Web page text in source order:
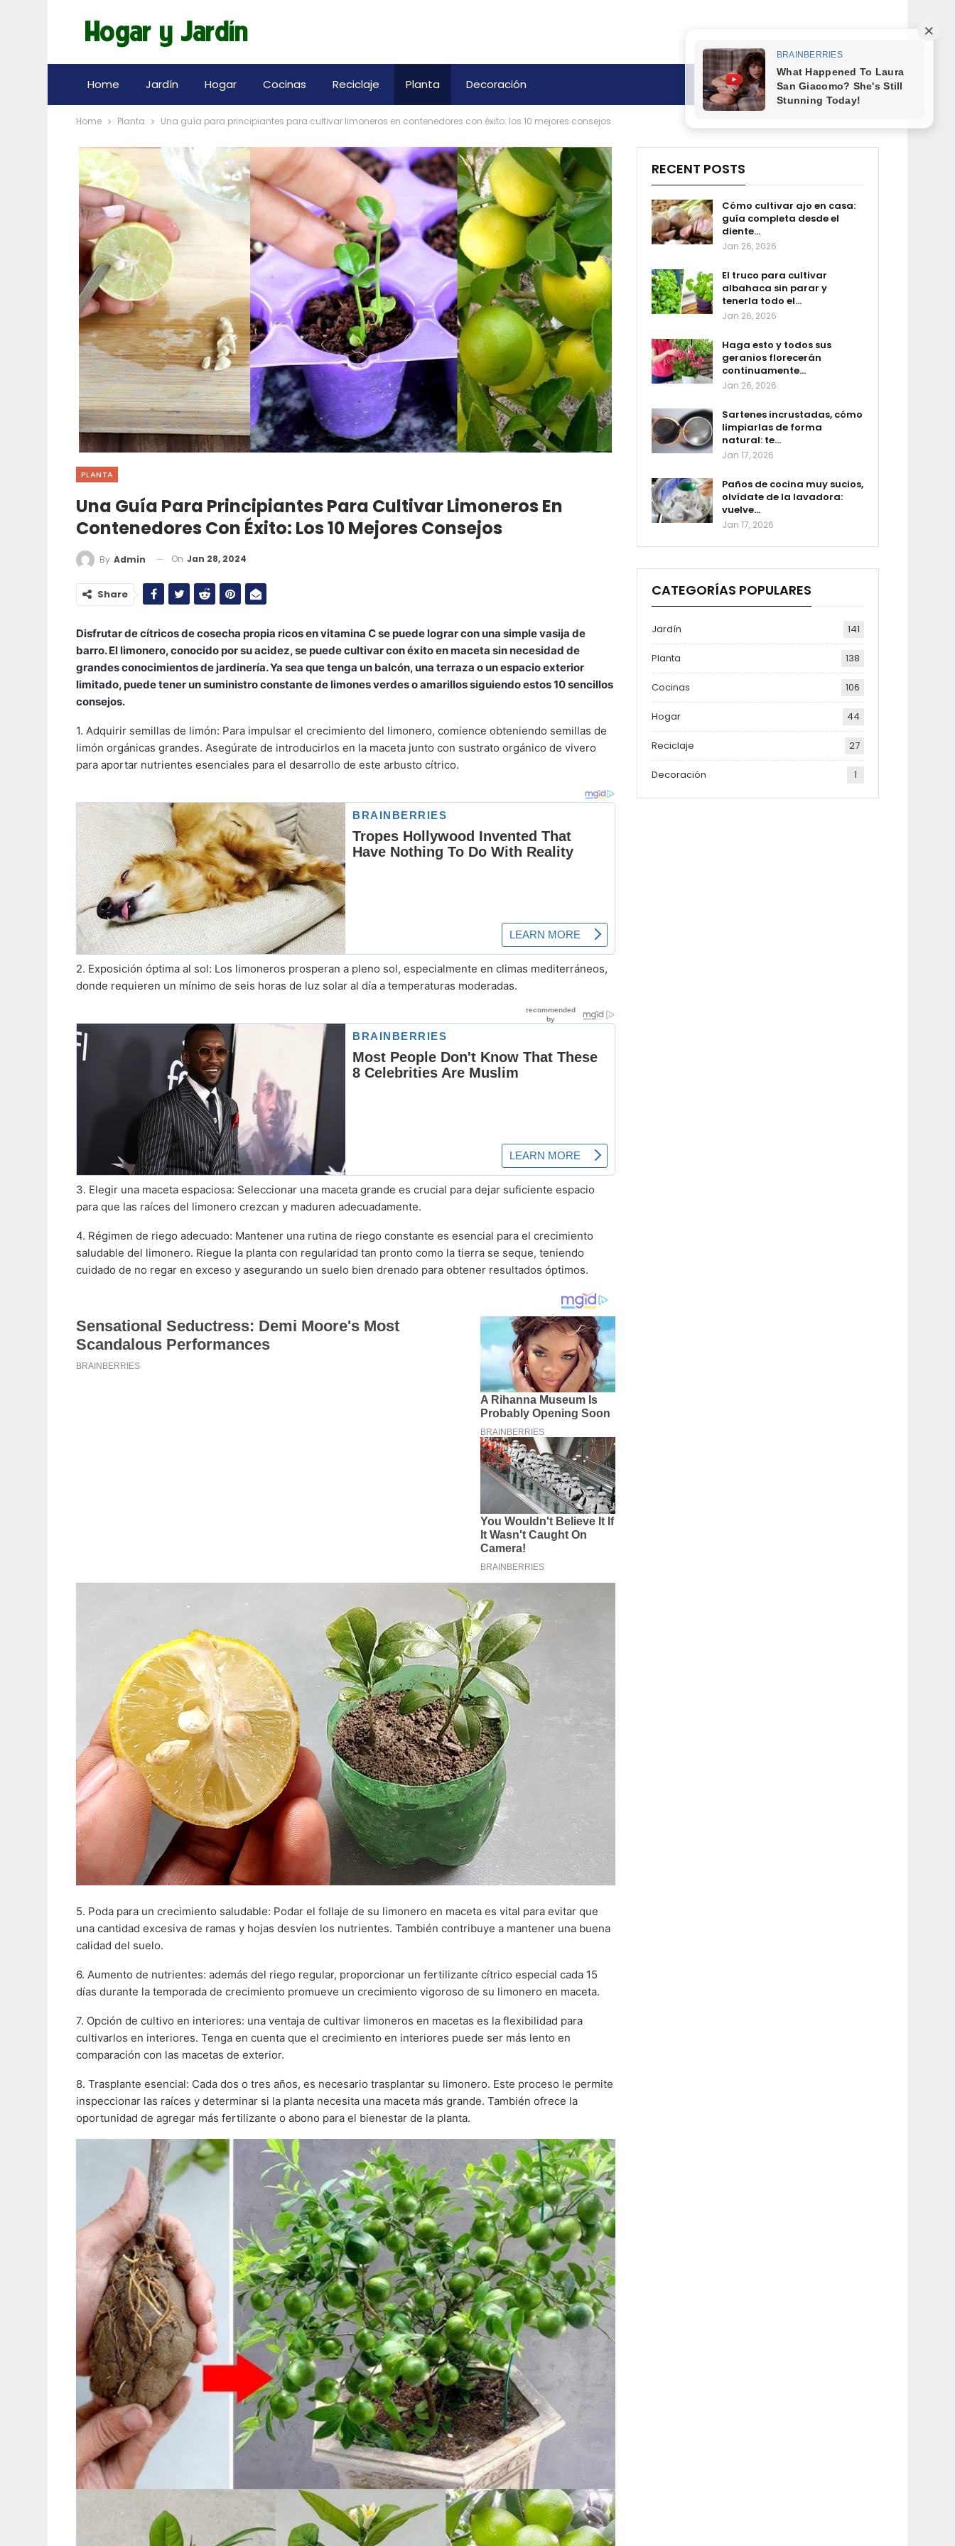
Home Jardín Hogar Cocinas Reciclaje Planta Decoración
Home Planta Una guía para principiantes para cultivar limoneros en contenedores con éxito: los 10 mejores consejos
PLANTA
Una Guía Para Principiantes Para Cultivar Limoneros En
Contenedores Con Éxito: Los 10 Mejores Consejos
By Admin On Jan 28, 2024
Share
Disfrutar de cítricos de cosecha propia ricos en vitamina C se puede lograr con una simple vasija de
barro. El limonero, conocido por su acidez, se puede cultivar con éxito en maceta sin necesidad de
grandes conocimientos de jardinería. Ya sea que tenga un balcón, una terraza o un espacio exterior
limitado, puede tener un suministro constante de limones verdes o amarillos siguiendo estos 10 sencillos
consejos.
1. Adquirir semillas de limón: Para impulsar el crecimiento del limonero, comience obteniendo semillas de
limón orgánicas grandes. Asegúrate de introducirlos en la maceta junto con sustrato orgánico de vivero
para aportar nutrientes esenciales para el desarrollo de este arbusto cítrico.
2. Exposición óptima al sol: Los limoneros prosperan a pleno sol, especialmente en climas mediterráneos,
donde requieren un mínimo de seis horas de luz solar al día a temperaturas moderadas.
3. Elegir una maceta espaciosa: Seleccionar una maceta grande es crucial para dejar suficiente espacio
para que las raíces del limonero crezcan y maduren adecuadamente.
4. Régimen de riego adecuado: Mantener una rutina de riego constante es esencial para el crecimiento
saludable del limonero. Riegue la planta con regularidad tan pronto como la tierra se seque, teniendo
cuidado de no regar en exceso y asegurando un suelo bien drenado para obtener resultados óptimos.
5. Poda para un crecimiento saludable: Podar el follaje de su limonero en maceta es vital para evitar que
una cantidad excesiva de ramas y hojas desvíen los nutrientes. También contribuye a mantener una buena
calidad del suelo.
6. Aumento de nutrientes: además del riego regular, proporcionar un fertilizante cítrico especial cada 15
días durante la temporada de crecimiento promueve un crecimiento vigoroso de su limonero en maceta.
7. Opción de cultivo en interiores: una ventaja de cultivar limoneros en macetas es la flexibilidad para
cultivarlos en interiores. Tenga en cuenta que el crecimiento en interiores puede ser más lento en
comparación con las macetas de exterior.
8. Trasplante esencial: Cada dos o tres años, es necesario trasplantar su limonero. Este proceso le permite
inspeccionar las raíces y determinar si la planta necesita una maceta más grande. También ofrece la
oportunidad de agregar más fertilizante o abono para el bienestar de la planta.
RECENT POSTS
Cómo cultivar ajo en casa:
guía completa desde el
diente…
Jan 26, 2026
El truco para cultivar
albahaca sin parar y
tenerla todo el…
Jan 26, 2026
Haga esto y todos sus
geranios florecerán
continuamente…
Jan 26, 2026
Sartenes incrustadas, cómo
limpiarlas de forma
natural: te…
Jan 17, 2026
Paños de cocina muy sucios,
olvídate de la lavadora:
vuelve…
Jan 17, 2026
CATEGORÍAS POPULARES
Jardín 141
Planta 138
Cocinas 106
Hogar 44
Reciclaje 27
Decoración 1